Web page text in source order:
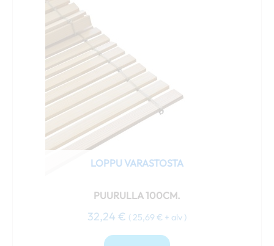
LOPPU VARASTOSTA
PUURULLA 100CM.
32,24 € (25,69 € + alv )